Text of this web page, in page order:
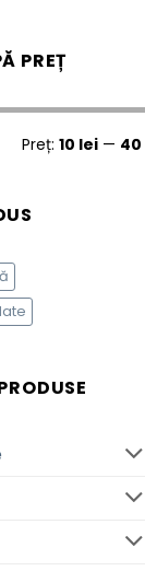
PREȚ
Preț: 10 lei— 40